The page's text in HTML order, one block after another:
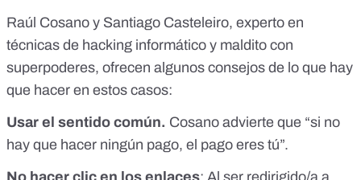
Raúl Cosano y Santiago Casteleiro, experto en
técnicas de hacking informático y maldito con
superpoderes, ofrecen algunos consejos de lo que hay
que hacer en estos casos:
Usar el sentido común. Cosano advierte que “si no
hay que hacer ningún pago, el pago eres tú”.
No hacer clic en los enlaces: Al ser redirigido/a a